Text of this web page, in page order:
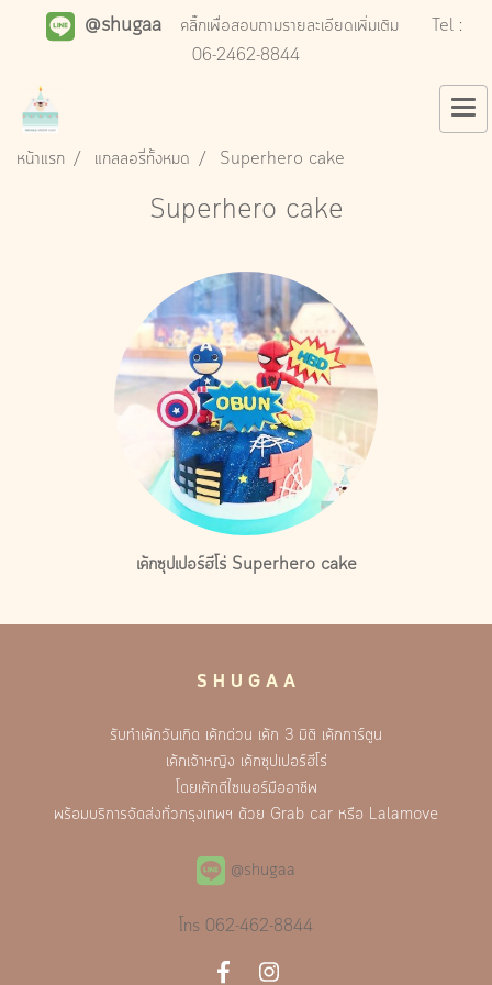
@shugaa คลิ๊กเพื่อสอบถามรายละเอียดเพิ่มเติม
Tel :
06-2462-8844
หน้าแรก แกลลอรี่ทั้งหมด Superhero cake
Superhero cake
เค้กซุปเปอร์ฮีโร่ Superhero cake
S H U G A A
รับทำเค้กวันเกิด เค้กด่วน เค้ก 3 มิติ เค้กการ์ตูน
เค้กเจ้าหญิง เค้กซุปเปอร์ฮีโร่
โดยเค้กดีไซเนอร์มืออาชีพ
พร้อมบริการจัดส่งทั่วกรุงเทพฯ ด้วย Grab car หรือ Lalamove
@shugaa
โทร 062-462-8844